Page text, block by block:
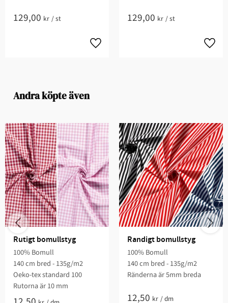
129,00 kr /st 129,00 kr /st
Andra köpte även
Rutigt bomullstyg
100% Bomull
140 cm bred - 135g/m2
Oeko-tex standard 100
Rutorna är 10 mm
Randigt bomullstyg
100% Bomull
140 cm bred - 135g/m2
Ränderna är 5mm breda
12,50 kr /dm